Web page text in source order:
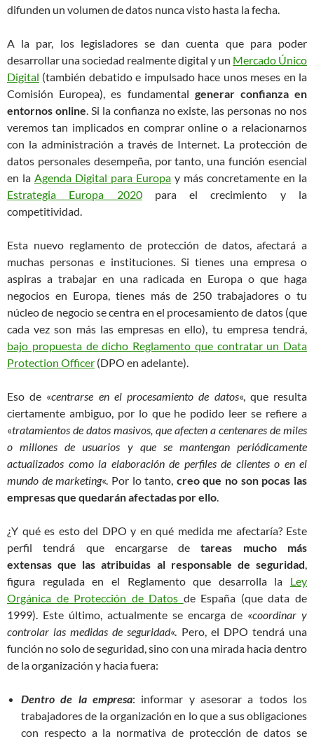
difunden un volumen de datos nunca visto hasta la fecha.
A la par, los legisladores se dan cuenta que para poder
desarrollar una sociedad realmente digital y un Mercado Único
Digital (también debatido e impulsado hace unos meses en la
Comisión Europea), es fundamental generar confianza en
entornos online. Si la confianza no existe, las personas no nos
veremos tan implicados en comprar online o a relacionarnos
con la administración a través de Internet. La protección de
datos personales desempeña, por tanto, una función esencial
en la Agenda Digital para Europa y más concretamente en la
Estrategia Europa 2020para el crecimiento y la
competitividad.
Esta nuevo reglamento de protección de datos, afectará a
muchas personas e instituciones. Si tienes una empresa o
aspiras a trabajar en una radicada en Europa o que haga
negocios en Europa, tienes más de 250 trabajadores o tu
núcleo de negocio se centra en el procesamiento de datos (que
cada vez son más las empresas en ello), tu empresa tendrá,
bajo propuesta de dicho Reglamento que contratar un Data
Protection Officer (DPO en adelante).
Eso de «centrarse en el procesamiento de datos«, que resulta
ciertamente ambiguo, por lo que he podido leer se refiere a
«tratamientos de datos masivos, que afecten a centenares de miles
o millones de usuarios y que se mantengan periódicamente
actualizados como la elaboración de perfiles de clientes o en el
mundo de marketing«. Por lo tanto, creo que no son pocas las
empresas que quedarán afectadas por ello.
¿Y qué es esto del DPO y en qué medida me afectaría? Este
perfil tendrá que encargarse detareas mucho más
extensas que las atribuidas al responsable de seguridad,
figura regulada en el Reglamento que desarrolla la Ley
Orgánica de Protección de Datos de España (que data de
1999). Este último, actualmente se encarga de «coordinar y
controlar las medidas de seguridad«. Pero, el DPO tendrá una
función no solo de seguridad, sino con una mirada hacia dentro
de la organización y hacia fuera:
Dentro de la empresa: informar y asesorar a todos los
trabajadores de la organización en lo que a sus obligaciones
con respecto a la normativa de protección de datos se